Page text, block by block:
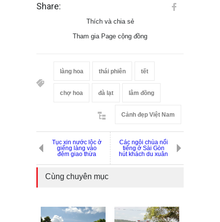
Share:
Thích và chia sẻ
Tham gia Page cộng đồng
làng hoa thái phiên tết
chợ hoa đà lạt lâm đồng
Cảnh đẹp Việt Nam
Tục xin nước lộc ở
giếng làng vào
đêm giao thừa
Các ngôi chùa nổi
tiếng ở Sài Gòn
hút khách du xuân
Cùng chuyên mục